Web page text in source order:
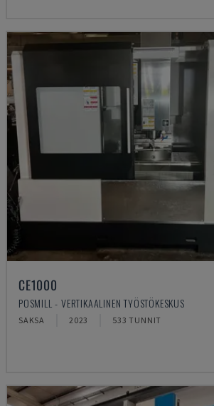
CE1000
POSMILL - VERTIKAALINEN TYÖSTÖKESKUS
SAKSA 2023 533 TUNNIT